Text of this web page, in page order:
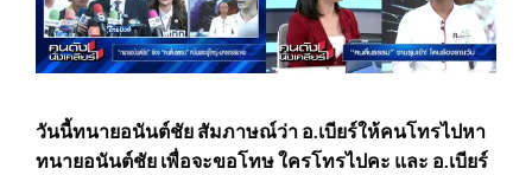
วันนี้ทนายอนันต์ชัย สัมภาษณ์ว่า อ.เบียร์ให้คนโทรไปหา
ทนายอนันต์ชัย เพื่อจะขอโทษ ใครโทรไปคะ และ อ.เบียร์